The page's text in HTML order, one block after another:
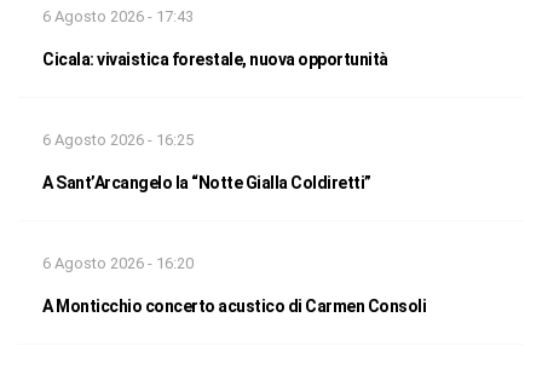
6 Agosto 2026 - 17:43
Cicala: vivaistica forestale, nuova opportunità
6 Agosto 2026 - 16:25
A Sant’Arcangelo la “Notte Gialla Coldiretti”
6 Agosto 2026 - 16:20
A Monticchio concerto acustico di Carmen Consoli